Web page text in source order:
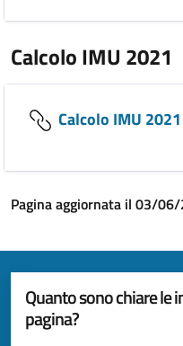
Calcolo IMU 2021
Calcolo IMU 2021
Pagina aggiornata il 03/
Quanto sono chiare le
pagina?